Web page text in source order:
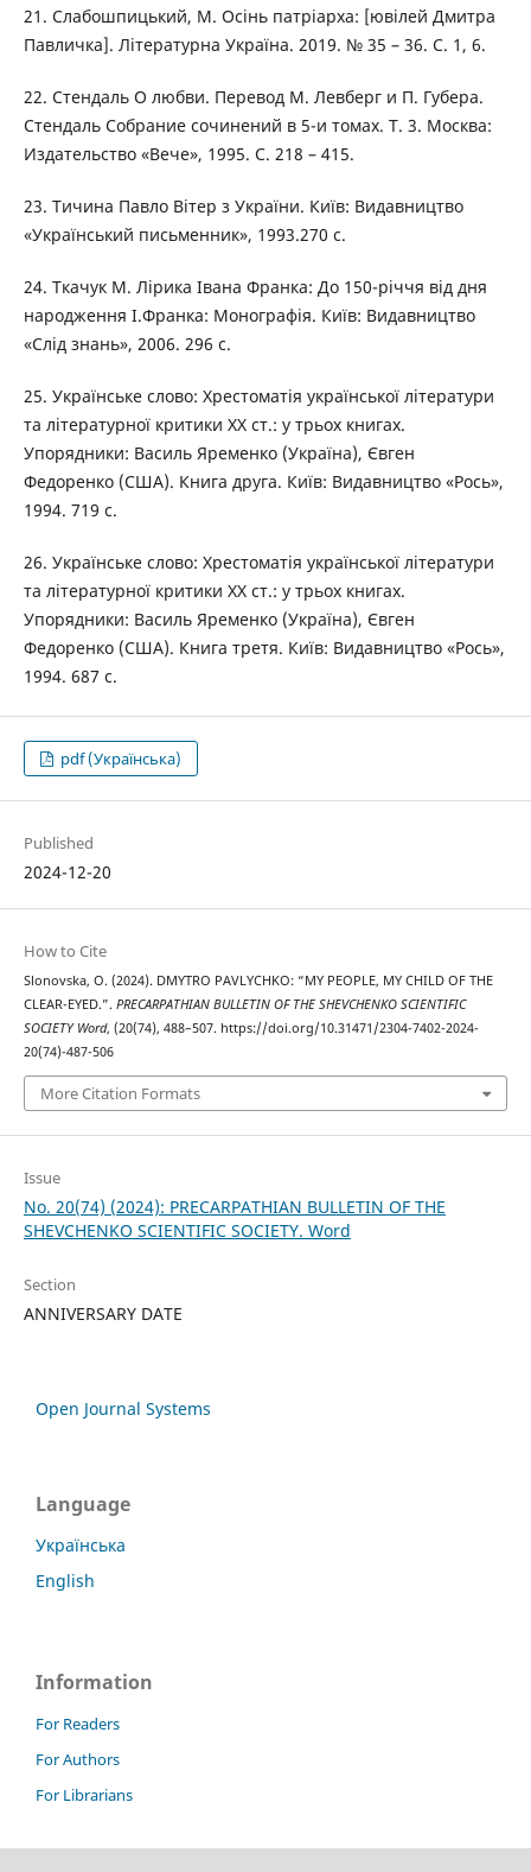
21. Слабошпицький, М. Осінь патріарха: [ювілей Дмитра
Павличка]. Літературна Україна. 2019. № 35 – 36. С. 1, 6.
22. Стендаль О любви. Перевод М. Левберг и П. Губера.
Стендаль Собрание сочинений в 5-и томах. Т. 3. Москва:
Издательство «Вече», 1995. С. 218 – 415.
23. Тичина Павло Вітер з України. Київ: Видавництво
«Український письменник», 1993.270 с.
24. Ткачук М. Лірика Івана Франка: До 150-річчя від дня
народження І.Франка: Монографія. Київ: Видавництво
«Слід знань», 2006. 296 с.
25. Українське слово: Хрестоматія української літератури
та літературної критики ХХ ст.: у трьох книгах.
Упорядники: Василь Яременко (Україна), Євген
Федоренко (США). Книга друга. Київ: Видавництво «Рось»,
1994. 719 с.
26. Українське слово: Хрестоматія української літератури
та літературної критики ХХ ст.: у трьох книгах.
Упорядники: Василь Яременко (Україна), Євген
Федоренко (США). Книга третя. Київ: Видавництво «Рось»,
1994. 687 с.
pdf (Українська)
Published
2024-12-20
How to Cite
Slonovska, O. (2024). DMYTRO PAVLYCHKO: “MY PEOPLE, MY CHILD OF THE
CLEAR-EYED.”. PRECARPATHIAN BULLETIN OF THE SHEVCHENKO SCIENTIFIC
SOCIETY Word, (20(74), 488–507. https://doi.org/10.31471/2304-7402-2024-
20(74)-487-506
More Citation Formats
Issue
No. 20(74) (2024): PRECARPATHIAN BULLETIN OF THE
SHEVCHENKO SCIENTIFIC SOCIETY. Word
Section
ANNIVERSARY DATE
Open Journal Systems
Language
Українська
English
Information
For Readers
For Authors
For Librarians